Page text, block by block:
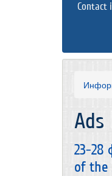
Contact
Ads
23-28
of the